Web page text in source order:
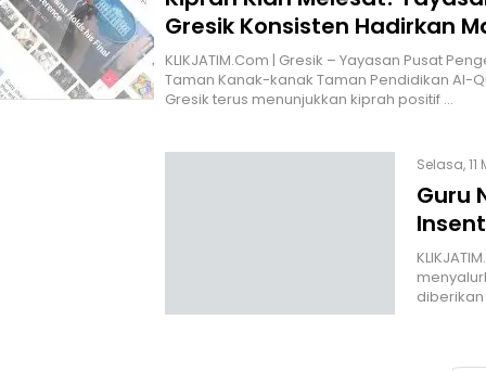
Gresik Konsisten Hadirkan
Nyata dan Majukan Umat
KLIKJATIM.Com | Gresik – Yayasan Pusat
Taman Kanak-kanak Taman Pendidikan Al-
Gresik terus menunjukkan kiprah positif …
Selasa, 11
Guru
diberikan